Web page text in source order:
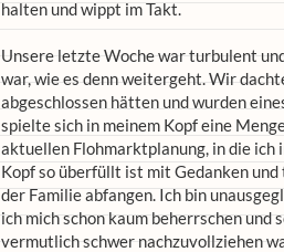
halten und wippt im Takt.
Unsere letzte Woche war turbulent
war, wie es denn weitergeht. Wir
abgeschlossen hätten und wurden
spielte sich in meinem Kopf eine
aktuellen Flohmarktplanung, in die ich
Kopf so überfüllt ist mit Gedanken
der Familie abfangen. Ich bin
ich mich schon kaum beherrschen
vermutlich schwer nachzuvollziehen